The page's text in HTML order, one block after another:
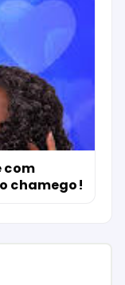
com
chamego!